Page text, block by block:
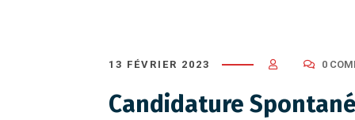
13 FÉVRIER 2023 0
Candidature